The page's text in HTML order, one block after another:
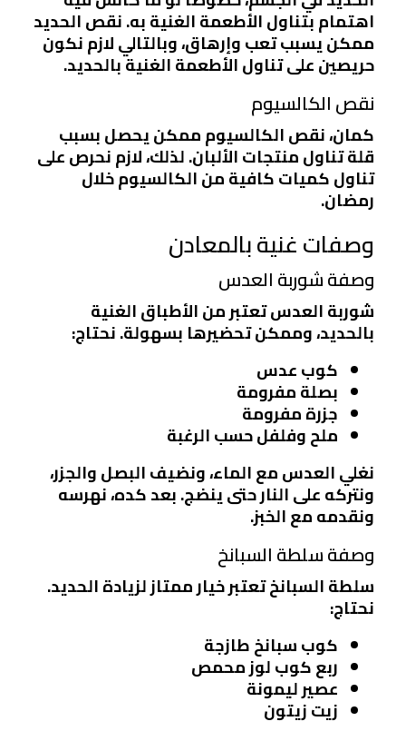
اهتمام بتناول الأطعمة الغنية به. نقص الحديد
ممكن يسبب تعب وإرهاق، وبالتالي لازم نكون
حريصين على تناول الأطعمة الغنية بالحديد.
نقص الكالسيوم
كمان، نقص الكالسيوم ممكن يحصل بسبب
قلة تناول منتجات الألبان. لذلك، لازم نحرص على
تناول كميات كافية من الكالسيوم خلال
رمضان.
وصفات غنية بالمعادن
وصفة شوربة العدس
شوربة العدس تعتبر من الأطباق الغنية
بالحديد، وممكن تحضيرها بسهولة. نحتاج:
كوب عدس
بصلة مفرومة
جزرة مفرومة
ملح وفلفل حسب الرغبة
نغلي العدس مع الماء، ونضيف البصل والجزر،
ونتركه على النار حتى ينضج. بعد كده، نهرسه
ونقدمه مع الخبز.
وصفة سلطة السبانخ
سلطة السبانخ تعتبر خيار ممتاز لزيادة الحديد.
نحتاج:
كوب سبانخ طازجة
ربع كوب لوز محمص
عصير ليمونة
زيت زيتون